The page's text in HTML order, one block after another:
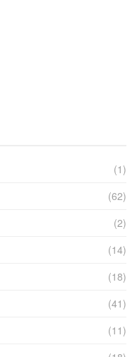
(1)
(62)
(2)
(14)
(18)
(41)
(11)